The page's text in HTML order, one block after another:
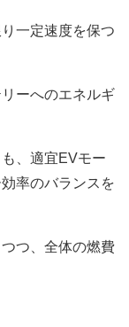
一定速度を保つ
ーへのエネルギ
、適宜EVモー
率のバランスを
つ、全体の燃費